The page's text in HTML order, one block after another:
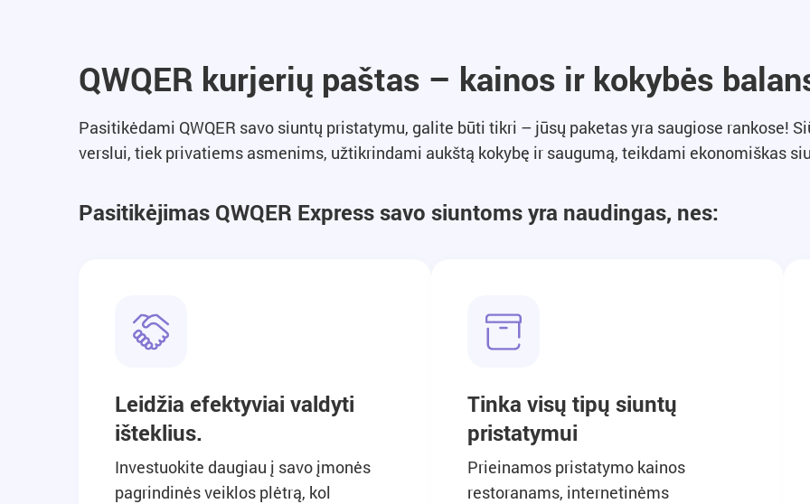
QWQER kurjerių paštas – kainos ir kokybės
Pasitikėdami QWQER savo siuntų pristatymu, galite būti tikri – jūsų paketas yra saugiose rankose!
verslui, tiek privatiems asmenims, užtikrindami aukštą kokybę ir saugumą, teikdami ekonomiškas
Pasitikėjimas QWQER Express savo siuntoms yra naudingas, nes:
Leidžia efektyviai valdyti
išteklius.
Investuokite daugiau į savo įmonės
pagrindinės veiklos plėtrą, kol
Tinka visų tipų siuntų
pristatymui
Prieinamos pristatymo kainos
restoranams, internetinėms